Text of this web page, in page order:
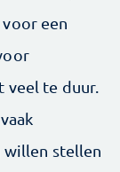
een
veel te duur.
willen stellen